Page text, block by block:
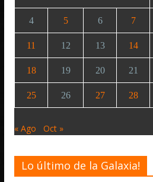
4 5 6 7
11 12 13 14
18 19 20 21
25 26 27 28
« Ago Oct »
Lo último de la Galaxia!